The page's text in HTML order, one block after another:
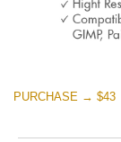
PURCHASE → $43